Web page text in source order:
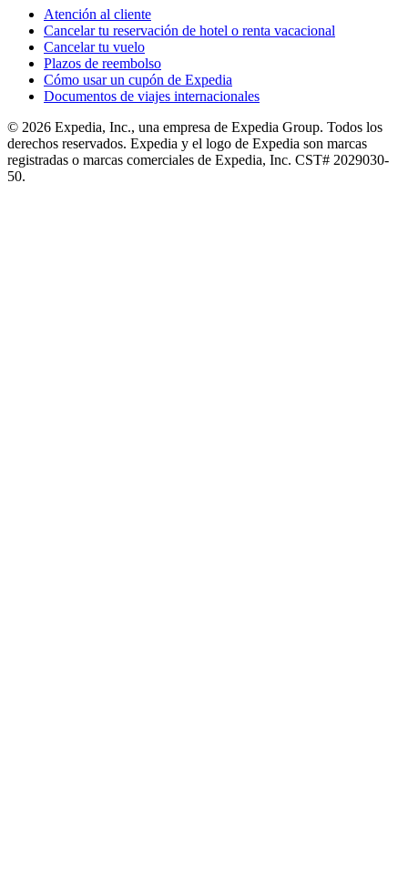
Atención al cliente
Cancelar tu reservación de hotel o renta vacacional
Cancelar tu vuelo
Plazos de reembolso
Cómo usar un cupón de Expedia
Documentos de viajes internacionales
© 2026 Expedia, Inc., una empresa de Expedia Group. Todos los
derechos reservados. Expedia y el logo de Expedia son marcas
registradas o marcas comerciales de Expedia, Inc. CST# 2029030-
50.